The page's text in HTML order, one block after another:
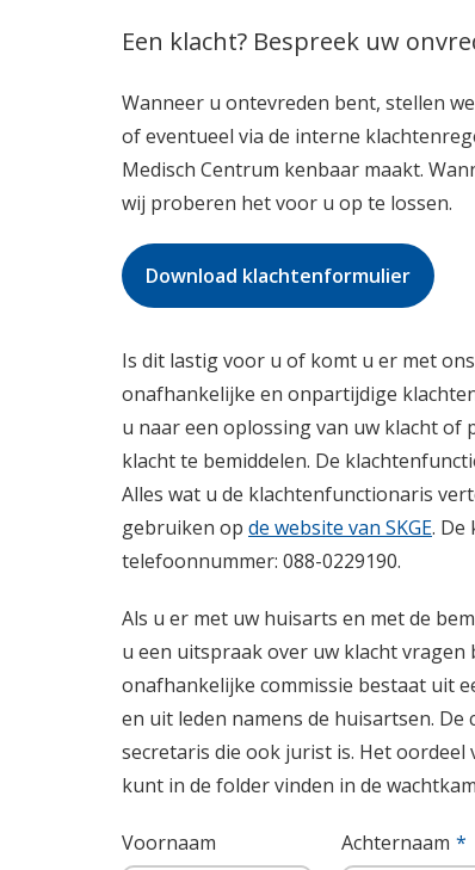
Patiënten enquête
Een klacht? Bespreek uw
Wanneer u ontevreden bent, stellen
of eventueel via de interne
Medisch Centrum kenbaar maakt.
wij proberen het voor u op te lossen.
Download klachtenformulier
Is dit lastig voor u of komt u er met
onafhankelijke en onpartijdige
u naar een oplossing van uw klacht
klacht te bemiddelen. De
Alles wat u de klachtenfunctionaris
gebruiken op de website van SKGE. De
telefoonnummer: 088-0229190.
Als u er met uw huisarts en met de
u een uitspraak over uw klacht
onafhankelijke commissie bestaat uit
en uit leden namens de huisartsen.
secretaris die ook jurist is. Het
kunt in de folder vinden in de
Voornaam Achternaam